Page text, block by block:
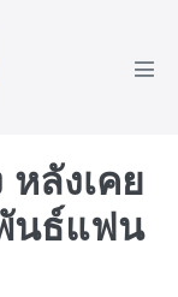
หลังเคย
นธ์แฟน